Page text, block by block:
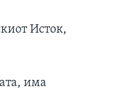
Исток,
има